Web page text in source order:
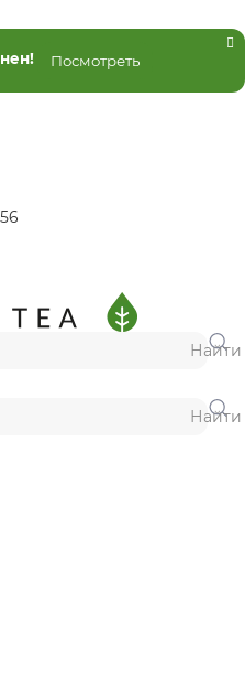
Посмотреть
Найти
Найти